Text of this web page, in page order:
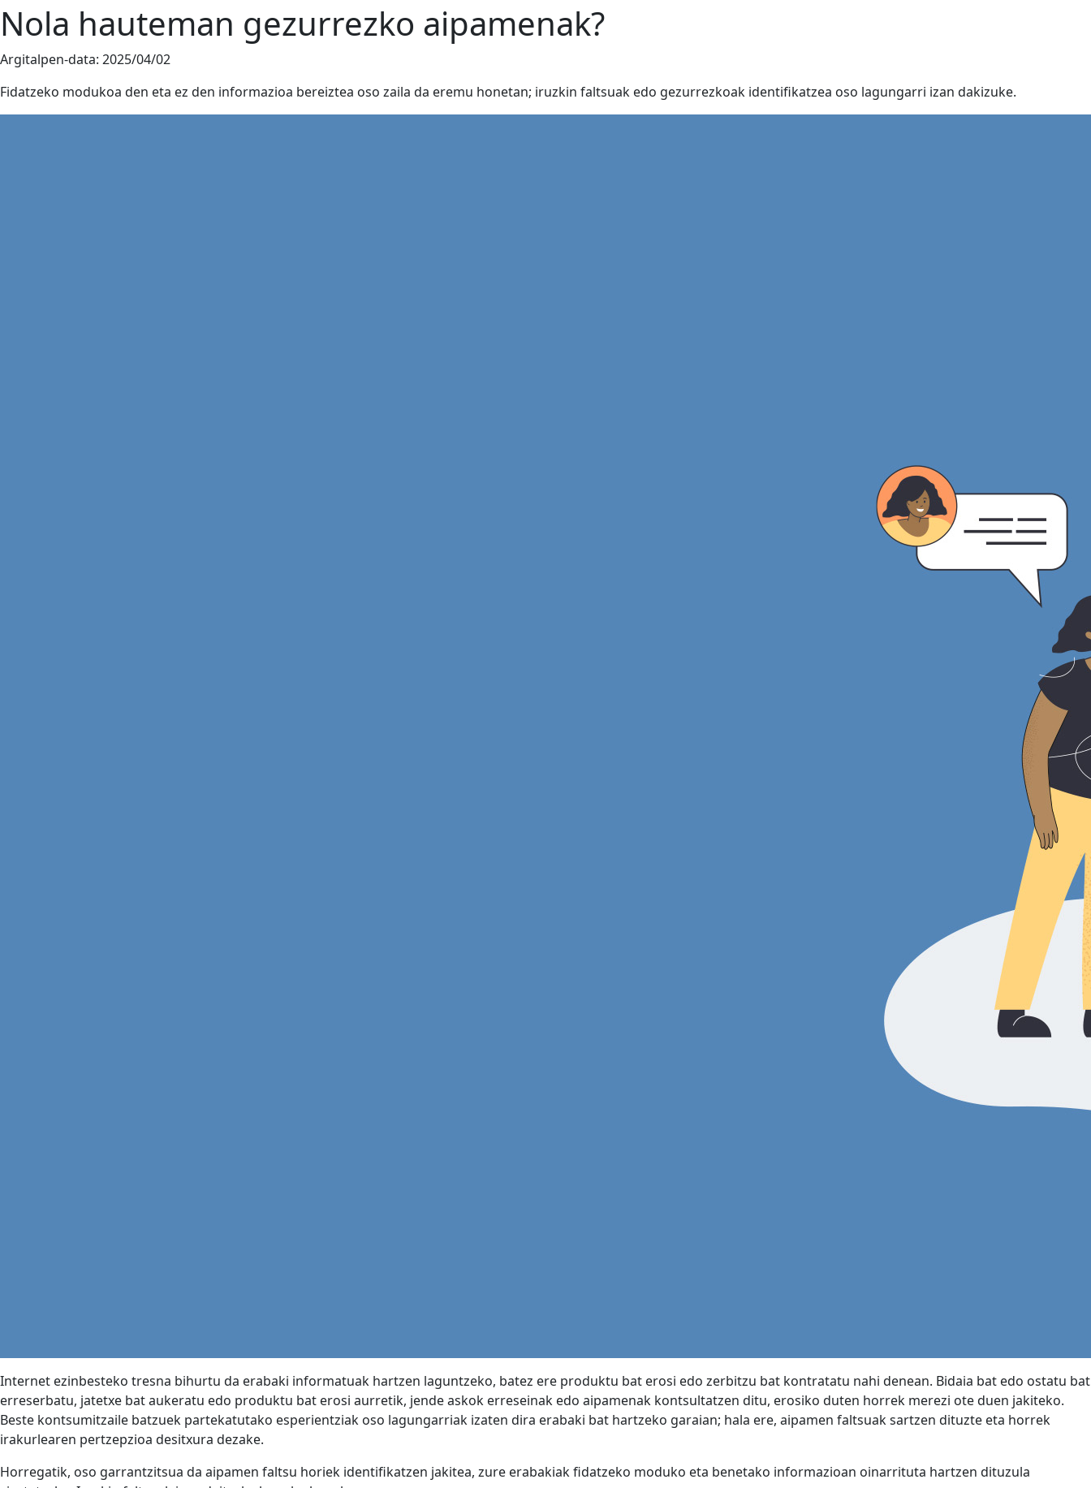
Nola hauteman gezurrezko aipamenak?
Argitalpen-data: 2025/04/02
Fidatzeko modukoa den eta ez den informazioa bereiztea oso zaila da eremu honetan; iruzkin faltsuak edo gezurrezkoak identifikatzea oso lagungarri izan dakizuke.
Internet ezinbesteko tresna bihurtu da erabaki informatuak hartzen laguntzeko, batez ere produktu bat erosi edo zerbitzu bat kontratatu nahi denean. Bidaia bat edo ostatu bat
erreserbatu, jatetxe bat aukeratu edo produktu bat erosi aurretik, jende askok erreseinak edo aipamenak kontsultatzen ditu, erosiko duten horrek merezi ote duen jakiteko.
Beste kontsumitzaile batzuek partekatutako esperientziak oso lagungarriak izaten dira erabaki bat hartzeko garaian; hala ere, aipamen faltsuak sartzen dituzte eta horrek
irakurlearen pertzepzioa desitxura dezake.
Horregatik, oso garrantzitsua da aipamen faltsu horiek identifikatzen jakitea, zure erabakiak fidatzeko moduko eta benetako informazioan oinarrituta hartzen dituzula